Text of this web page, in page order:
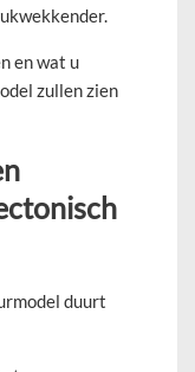
en wat u
zullen zien
duurt